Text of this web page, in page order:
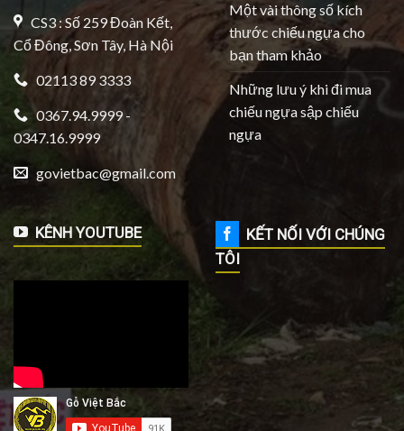
CS3 : Số 259 Đoàn Kết,
Cổ Đông, Sơn Tây, Hà Nội
02113 89 3333
0367.94.9999 -
0347.16.9999
govietbac@gmail.com
Một vài thông số kích
thước chiếu ngựa cho
bạn tham khảo
Những lưu ý khi đi mua
chiếu ngựa sập chiếu
ngựa
KÊNH YOUTUBE
KẾT NỐI VỚI CHÚNG
TÔI